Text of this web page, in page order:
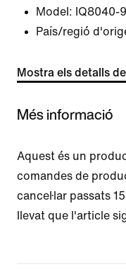
Model: IQ8040-
País/regió
Mostra els detalls
Més informació
Aquest és un
comandes de
cancel·lar passats
llevat que l'article